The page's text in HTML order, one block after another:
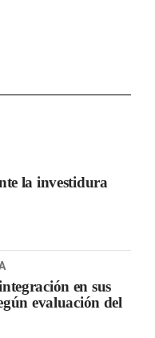
la investidura
en sus
evaluación del